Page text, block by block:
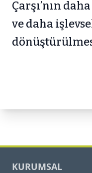
Çarşı’nın
ve daha
KURUMSAL